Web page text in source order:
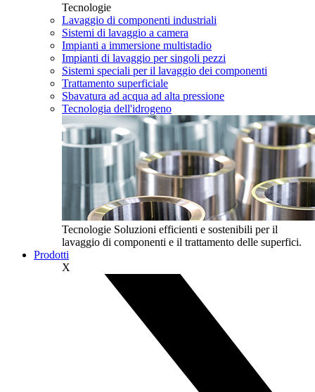
Tecnologie
Lavaggio di componenti industriali
Sistemi di lavaggio a camera
Impianti a immersione multistadio
Impianti di lavaggio per singoli pezzi
Sistemi speciali per il lavaggio dei componenti
Trattamento superficiale
Sbavatura ad acqua ad alta pressione
Tecnologia dell'idrogeno
Tecnologie Soluzioni efficienti e sostenibili per il
lavaggio di componenti e il trattamento delle superfici.
Prodotti
X